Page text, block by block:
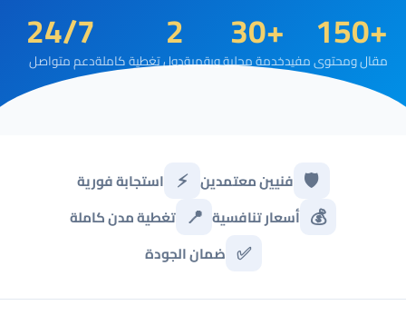
+150
مقال ومحتوى مفيد+30
خدمة محلية ورقمية2
دول تغطية كاملة24/7
دعم متواصل
🛡️ فنيين معتمدين ⚡ استجابة فورية
💰 أسعار تنافسية 📍 تغطية مدن كاملة
✅ ضمان الجودة